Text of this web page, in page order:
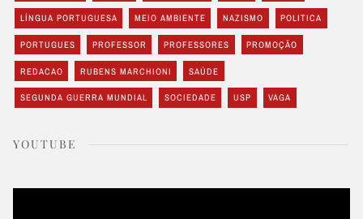
LÍNGUA PORTUGUESA MEIO AMBIENTE NAZISMO POLITICA
PORTUGUES PROFESSOR PROFESSORES PROMOÇÃO
REDACAO RUBENS MARCHIONI SAÚDE
SEGUNDA GUERRA MUNDIAL SOCIEDADE USP VAGA
YOUTUBE